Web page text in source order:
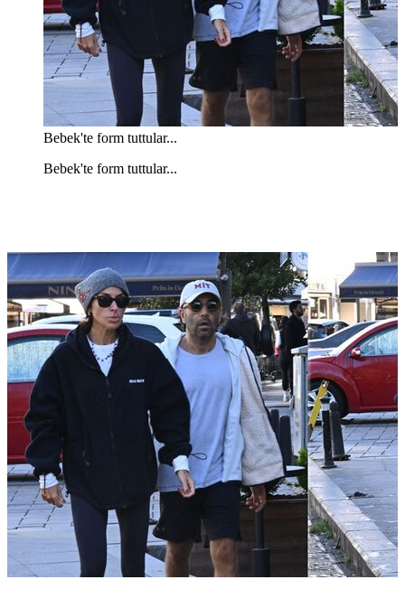
Bebek'te form tuttular...
Bebek'te form tuttular...